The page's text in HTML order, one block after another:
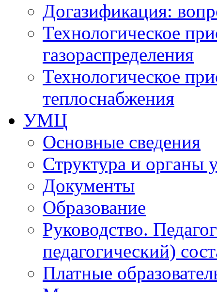
Догазификация:
Технологическое
газораспределения
Технологическое
теплоснабжения
УМЦ
Основные сведения
Структура и органы
Документы
Образование
Руководство.
педагогический)
Платные